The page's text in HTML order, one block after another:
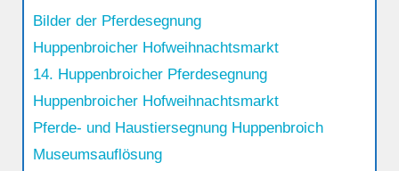
Bilder der Pferdesegnung
Huppenbroicher Hofweihnachtsmarkt
14. Huppenbroicher Pferdesegnung
Huppenbroicher Hofweihnachtsmarkt
Pferde- und Haustiersegnung Huppenbroich
Museumsauflösung